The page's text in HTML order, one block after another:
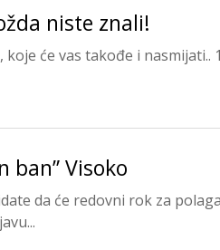
niste znali!
će vas takođe i nasmijati..
ban” Visoko
da će redovni rok za